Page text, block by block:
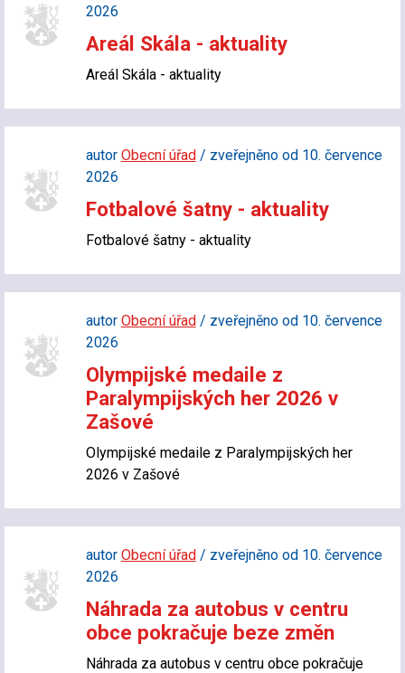
2026
Areál Skála - aktuality
Areál Skála - aktuality
autor Obecní úřad/ zveřejněno od 10. července
2026
Fotbalové šatny - aktuality
Fotbalové šatny - aktuality
autor Obecní úřad/ zveřejněno od 10. července
2026
Olympijské medaile z
Paralympijských her 2026 v
Zašové
Olympijské medaile z Paralympijských her
2026 v Zašové
autor Obecní úřad/ zveřejněno od 10. července
2026
Náhrada za autobus v centru
obce pokračuje beze změn
Náhrada za autobus v centru obce pokračuje